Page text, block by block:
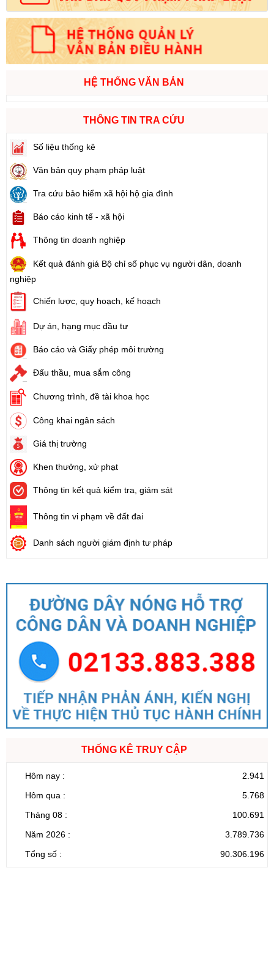
HỆ THỐNG VĂN BẢN
THÔNG TIN TRA CỨU
Số liệu thống kê
Văn bản quy phạm pháp luật
Tra cứu bảo hiểm xã hội hộ gia đình
Báo cáo kinh tế - xã hội
Thông tin doanh nghiệp
Kết quả đánh giá Bộ chỉ số phục vụ người dân, doanh
nghiệp
Chiến lược, quy hoạch, kế hoạch
Dự án, hạng mục đầu tư
Báo cáo và Giấy phép môi trường
Đấu thầu, mua sắm công
Chương trình, đề tài khoa học
Công khai ngân sách
Giá thị trường
Khen thưởng, xử phạt
Thông tin kết quả kiểm tra, giám sát
Thông tin vi phạm về đất đai
Danh sách người giám định tư pháp
THỐNG KÊ TRUY CẬP
Hôm nay :
2.941
Hôm qua :
5.768
Tháng 08 :
100.691
Năm 2026 :
3.789.736
Tổng số :
90.306.196